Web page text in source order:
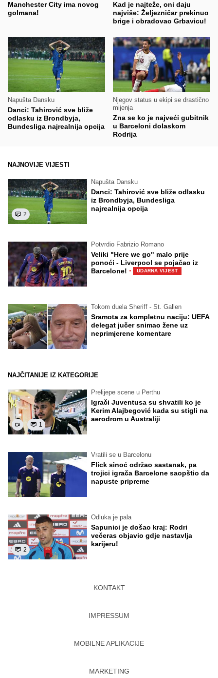
Manchester City ima novog
golmana!
Kad je najteže, oni daju
najviše: Željezničar prekinuo
brige i obradovao Grbavicu!
Napušta Dansku
Danci: Tahirović sve bliže
odlasku iz Brondbyja,
Bundesliga najrealnija opcija
Njegov status u ekipi se drastično
mijenja
Zna se ko je najveći gubitnik
u Barceloni dolaskom
Rodrija
NAJNOVIJE VIJESTI
2
Napušta Dansku
Danci: Tahirović sve bliže odlasku
iz Brondbyja, Bundesliga
najrealnija opcija
Potvrdio Fabrizio Romano
Veliki "Here we go" malo prije
ponoći - Liverpool se pojačao iz
Barcelone! · UDARNA VIJEST
Tokom duela Sheriff - St. Gallen
Sramota za kompletnu naciju: UEFA
delegat jučer snimao žene uz
neprimjerene komentare
NAJČITANIJE IZ KATEGORIJE
1
Prelijepe scene u Perthu
Igrači Juventusa su shvatili ko je
Kerim Alajbegović kada su stigli na
aerodrom u Australiji
Vratili se u Barcelonu
Flick sinoć održao sastanak, pa
trojici igrača Barcelone saopštio da
napuste pripreme
2
Odluka je pala
Sapunici je došao kraj: Rodri
večeras objavio gdje nastavlja
karijeru!
KONTAKT
IMPRESSUM
MOBILNE APLIKACIJE
MARKETING